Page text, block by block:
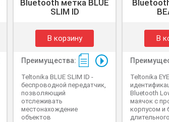
Bluetooth метка BLUE
SLIM ID
В корзину
Преимущества:
Teltonika BLUE SLIM ID -
беспроводной передатчик,
позволяющий
отслеживать
местонахождение
объектов
В
Teltonika
Bluetooth
маячок с
корпусом и